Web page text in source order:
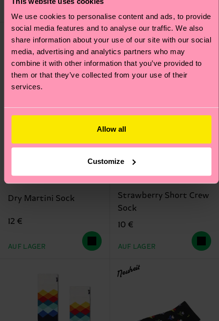
We use cookies to personalise content and ads, to provide
social media features and to analyse our traffic. We also
share information about your use of our site with our social
media, advertising and analytics partners who may
combine it with other information that you’ve provided to
them or that they’ve collected from your use of their
services.
Allow all
Customize
Geschenkidee
Dry Martini Sock
12 €
AUF LAGER
Strawberry Short Crew
Sock
10 €
AUF LAGER
Neuheit